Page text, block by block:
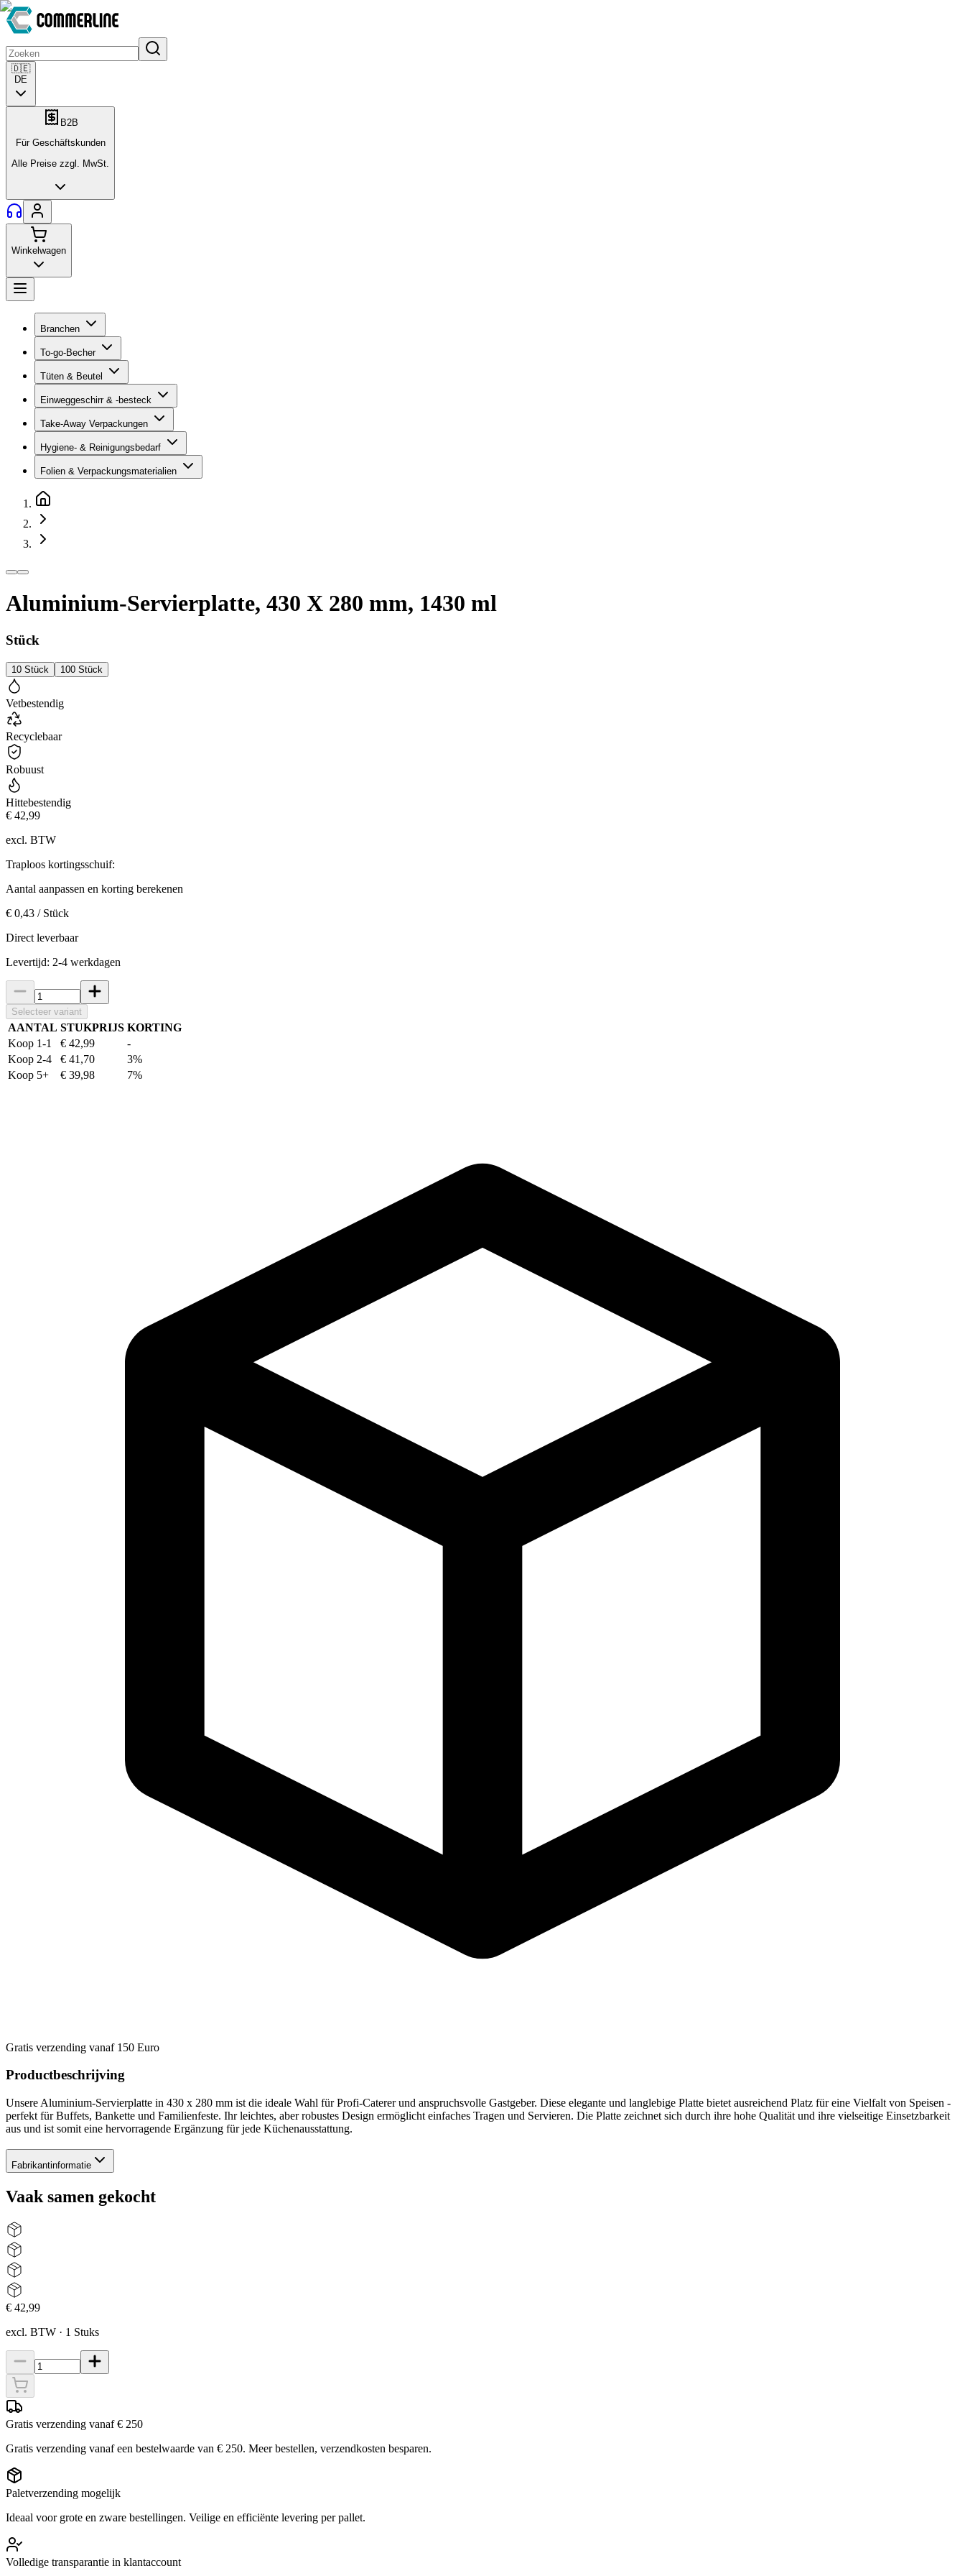
🇩🇪
DE
B2B
Für Geschäftskunden
Alle Preise zzgl. MwSt.
Winkelwagen
Branchen
To-go-Becher
Tüten & Beutel
Einweggeschirr & -besteck
Take-Away Verpackungen
Hygiene- & Reinigungsbedarf
Folien & Verpackungsmaterialien
Aluminium-Servierplatte, 430 X 280 mm, 1430 ml
Stück
10 Stück 100 Stück
Vetbestendig
Recyclebaar
Robuust
Hittebestendig
€ 42,99
excl. BTW
Traploos kortingsschuif:
Aantal aanpassen en korting berekenen
€ 0,43 / Stück
Direct leverbaar
Levertijd: 2-4 werkdagen
Selecteer variant
AANTAL STUKPRIJS KORTING
Koop 1-1
€ 42,99
-
Koop 2-4
€ 41,70
3%
Koop 5+
€ 39,98 7%
Gratis verzending vanaf 150 Euro
Productbeschrijving
Unsere Aluminium-Servierplatte in 430 x 280 mm ist die ideale Wahl für Profi-Caterer und anspruchsvolle Gastgeber. Diese elegante und langlebige Platte bietet ausreichend Platz für eine Vielfalt von Speisen -
perfekt für Buffets, Bankette und Familienfeste. Ihr leichtes, aber robustes Design ermöglicht einfaches Tragen und Servieren. Die Platte zeichnet sich durch ihre hohe Qualität und ihre vielseitige Einsetzbarkeit
aus und ist somit eine hervorragende Ergänzung für jede Küchenausstattung.
Fabrikantinformatie
Vaak samen gekocht
€ 42,99
excl. BTW · 1 Stuks
Gratis verzending vanaf € 250
Gratis verzending vanaf een bestelwaarde van € 250. Meer bestellen, verzendkosten besparen.
Paletverzending mogelijk
Ideaal voor grote en zware bestellingen. Veilige en efficiënte levering per pallet.
Volledige transparantie in klantaccount